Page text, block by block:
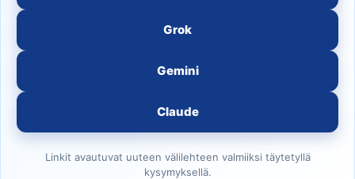
Grok
Gemini
Claude
Linkit avautuvat uuteen välilehteen valmiiksi täytetyllä
kysymyksellä.